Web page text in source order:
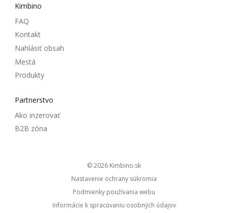
Kimbino
FAQ
Kontakt
Nahlásiť obsah
Mestá
Produkty
Partnerstvo
Ako inzerovať
B2B zóna
© 2026
kimbino.sk
Nastavenie ochrany súkromia
Podmienky používania webu
Informácie k spracúvaniu osobných údajov